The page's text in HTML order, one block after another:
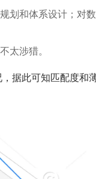
划和体系设计；对
太涉猎。
据此可知匹配度和